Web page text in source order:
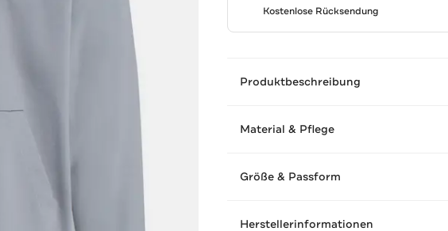
Kostenlose Rücksendung
Produktbeschreibung
Material & Pflege
Größe & Passform
Herstellerinformationen